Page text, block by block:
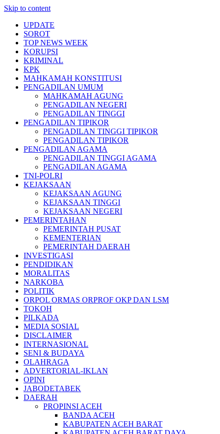
Skip to content
UPDATE
SOROT
TOP NEWS WEEK
KORUPSI
KRIMINAL
KPK
MAHKAMAH KONSTITUSI
PENGADILAN UMUM
MAHKAMAH AGUNG
PENGADILAN NEGERI
PENGADILAN TINGGI
PENGADILAN TIPIKOR
PENGADILAN TINGGI TIPIKOR
PENGADILAN TIPIKOR
PENGADILAN AGAMA
PENGADILAN TINGGI AGAMA
PENGADILAN AGAMA
TNI-POLRI
KEJAKSAAN
KEJAKSAAN AGUNG
KEJAKSAAN TINGGI
KEJAKSAAN NEGERI
PEMERINTAHAN
PEMERINTAH PUSAT
KEMENTERIAN
PEMERINTAH DAERAH
INVESTIGASI
PENDIDIKAN
MORALITAS
NARKOBA
POLITIK
ORPOL ORMAS ORPROF OKP DAN LSM
TOKOH
PILKADA
MEDIA SOSIAL
DISCLAIMER
INTERNASIONAL
SENI & BUDAYA
OLAHRAGA
ADVERTORIAL-IKLAN
OPINI
JABODETABEK
DAERAH
PROPINSI ACEH
BANDA ACEH
KABUPATEN ACEH BARAT